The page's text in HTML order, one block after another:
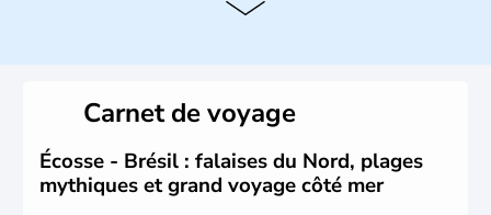
du Brésil ont été atteintes par le portugais Cabral en
1500. Durant le XVIe siècle, de très nombreux esclaves
venus d'Afrique ont permis une large exploitation des
ressources en sucre du pays.
Carnet de voyage
Écosse - Brésil : falaises du Nord, plages
mythiques et grand voyage côté mer